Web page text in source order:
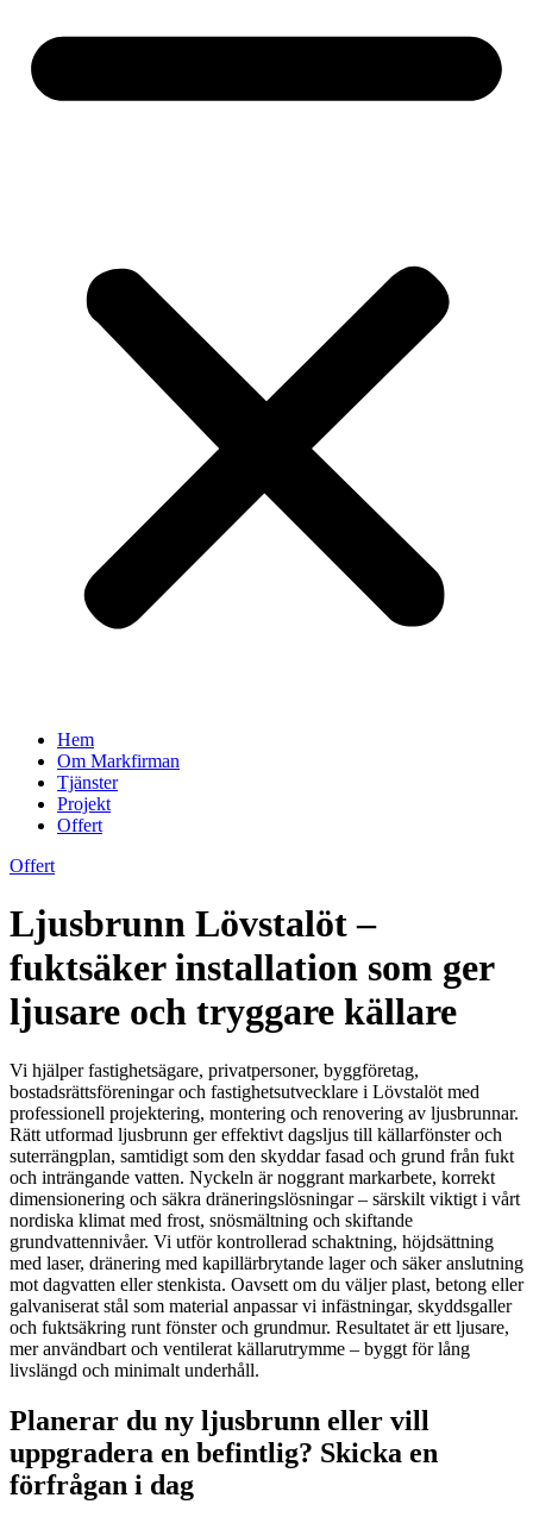
Hem
Om Markfirman
Tjänster
Projekt
Offert
Offert
Ljusbrunn Lövstalöt –
fuktsäker installation som ger
ljusare och tryggare källare
Vi hjälper fastighetsägare, privatpersoner, byggföretag,
bostadsrättsföreningar och fastighetsutvecklare i Lövstalöt med
professionell projektering, montering och renovering av ljusbrunnar.
Rätt utformad ljusbrunn ger effektivt dagsljus till källarfönster och
suterrängplan, samtidigt som den skyddar fasad och grund från fukt
och inträngande vatten. Nyckeln är noggrant markarbete, korrekt
dimensionering och säkra dräneringslösningar – särskilt viktigt i vårt
nordiska klimat med frost, snösmältning och skiftande
grundvattennivåer. Vi utför kontrollerad schaktning, höjdsättning
med laser, dränering med kapillärbrytande lager och säker anslutning
mot dagvatten eller stenkista. Oavsett om du väljer plast, betong eller
galvaniserat stål som material anpassar vi infästningar, skyddsgaller
och fuktsäkring runt fönster och grundmur. Resultatet är ett ljusare,
mer användbart och ventilerat källarutrymme – byggt för lång
livslängd och minimalt underhåll.
Planerar du ny ljusbrunn eller vill
uppgradera en befintlig? Skicka en
förfrågan i dag